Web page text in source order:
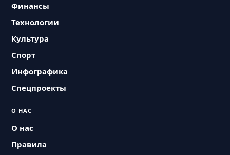
Финансы
Технологии
Культура
Спорт
Инфографика
Спецпроекты
О НАС
О нас
Правила